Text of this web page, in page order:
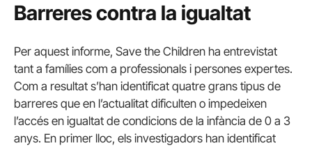
Barreres contra la igualtat
Per aquest informe, Save the Children ha entrevistat
tant a famílies com a professionals i persones expertes.
Com a resultat s’han identificat quatre grans tipus de
barreres que en l’actualitat dificulten o impedeixen
l’accés en igualtat de condicions de la infància de 0 a 3
anys. En primer lloc, els investigadors han identificat